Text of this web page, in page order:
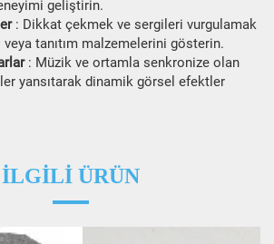
geliştirin.
: Dikkat çekmek ve sergileri vurgulamak
tanıtım malzemelerini gösterin.
: Müzik ve ortamla senkronize olan
yansıtarak dinamik görsel efektler
İLGİLİ ÜRÜN